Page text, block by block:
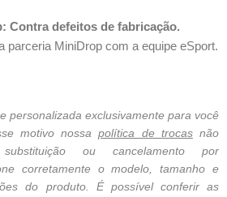
Contra defeitos de fabricação.
parceria MiniDrop com a equipe eSport.
personalizada exclusivamente para você
motivo nossapolítica de trocasnão
ou cancelamento por
corretamente o modelo, tamanho e
do produto. É possível conferir as